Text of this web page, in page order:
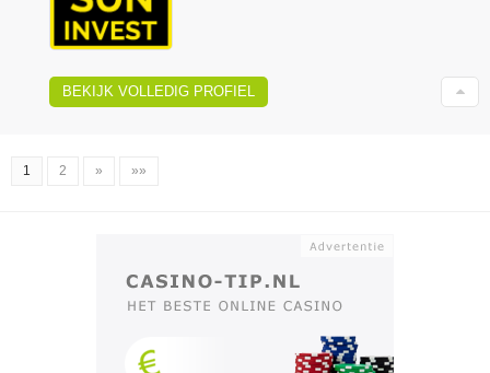
BEKIJK VOLLEDIG PROFIEL
1 2 » »»